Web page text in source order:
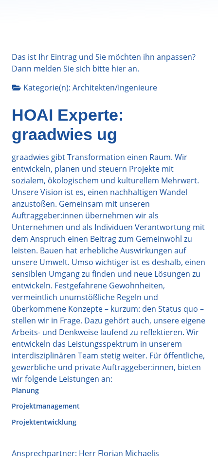
Das ist Ihr Eintrag und Sie möchten ihn anpassen?
Dann melden Sie sich bitte hieran.
Kategorie(n): Architekten/Ingenieure
HOAI Experte:
graadwies ug
graadwies gibt Transformation einen Raum. Wir
entwickeln, planen und steuern Projekte mit
sozialem, ökologischem und kulturellem Mehrwert.
Unsere Vision ist es, einen nachhaltigen Wandel
anzustoßen. Gemeinsam mit unseren
Auftraggeber:innen übernehmen wir als
Unternehmen und als Individuen Verantwortung mit
dem Anspruch einen Beitrag zum Gemeinwohl zu
leisten. Bauen hat erhebliche Auswirkungen auf
unsere Umwelt. Umso wichtiger ist es deshalb, einen
sensiblen Umgang zu finden und neue Lösungen zu
entwickeln. Festgefahrene Gewohnheiten,
vermeintlich unumstößliche Regeln und
überkommene Konzepte – kurzum: den Status quo –
stellen wir in Frage. Dazu gehört auch, unsere eigene
Arbeits- und Denkweise laufend zu reflektieren. Wir
entwickeln das Leistungsspektrum in unserem
interdisziplinären Team stetig weiter. Für öffentliche,
gewerbliche und private Auftraggeber:innen, bieten
wir folgende Leistungen an:
Planung
Projektmanagement
Projektentwicklung
Ansprechpartner: Herr Florian Michaelis